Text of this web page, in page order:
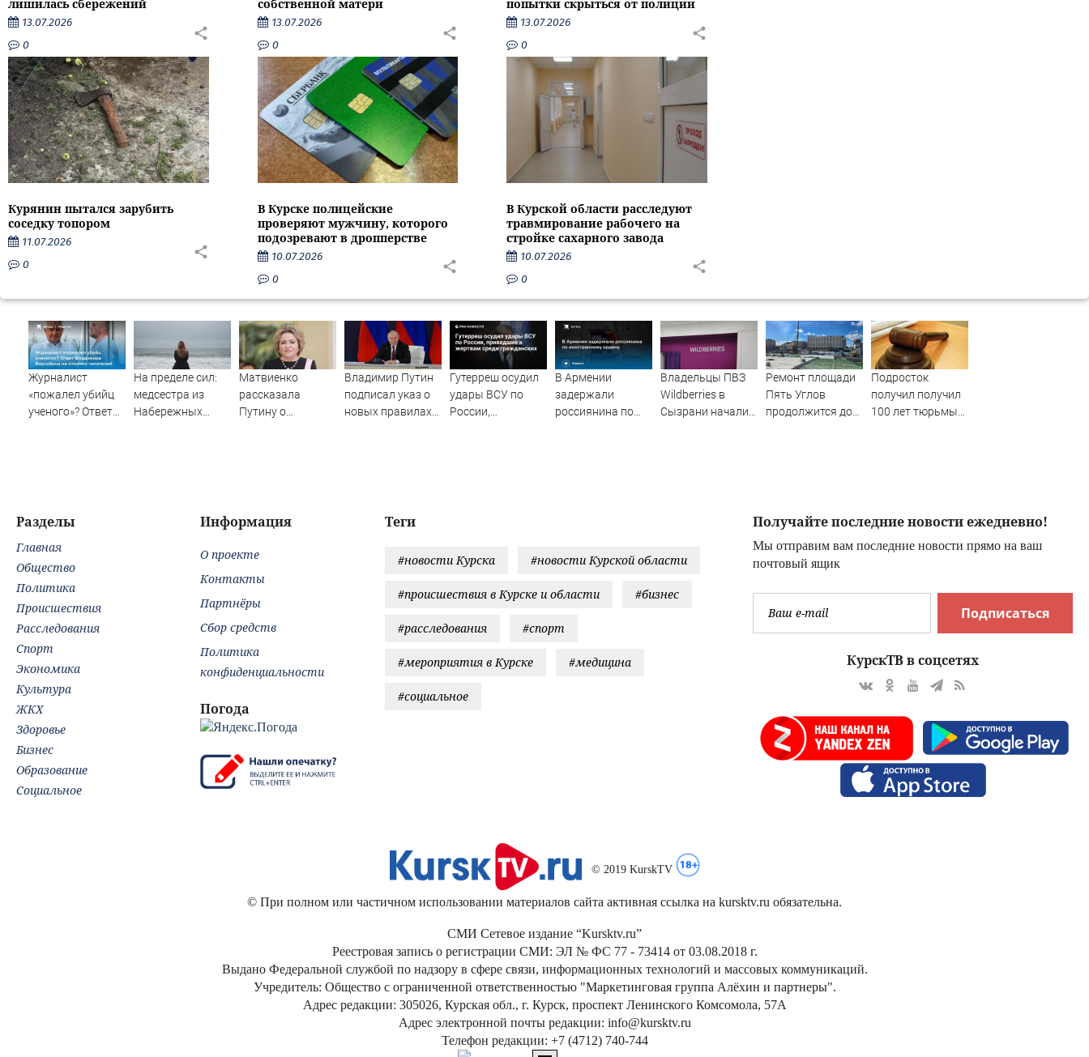
лишилась сбережений
13.07.2026
0
собственной матери
13.07.2026
0
попытки скрыться от полиции
13.07.2026
0
Курянин пытался зарубить
соседку топором
11.07.2026
0
В Курске полицейские
проверяют мужчину, которого
подозревают в дропперстве
10.07.2026
0
В Курской области расследуют
травмирование рабочего на
стройке сахарного завода
10.07.2026
0
Журналист
«пожалел убийц
ученого»? Ответ
На пределе сил:
медсестра из
Набережных
Матвиенко
рассказала
Путину о
Владимир Путин
подписал указ о
новых правилах
Гутерреш осудил
удары ВСУ по
России,
В Армении
задержали
россиянина по
Владельцы ПВЗ
Wildberries в
Сызрани начали
Ремонт площади
Пять Углов
продолжится до
Подросток
получил получил
100 лет тюрьмы
Получайте последние новости ежедневно!
Мы отправим вам последние новости прямо на ваш
почтовый ящик
Подписаться
КурскТВ в соцсетях
Теги
#новости Курска #новости Курской области
#происшествия в Курске и области #бизнес
#расследования #спорт
#мероприятия в Курске #медицина
#социальное
Разделы
Главная
Общество
Политика
Происшествия
Расследования
Спорт
Экономика
Культура
ЖКХ
Здоровье
Бизнес
Образование
Социальное
Информация
О проекте
Контакты
Партнёры
Сбор средств
Политика
конфиденциальности
Погода
© 2019 KurskTV
© При полном или частичном использовании материалов сайта активная ссылка на kursktv.ru обязательна.
СМИ Сетевое издание “Kursktv.ru”
Реестровая запись о регистрации СМИ: ЭЛ № ФС 77 - 73414 от 03.08.2018 г.
Выдано Федеральной службой по надзору в сфере связи, информационных технологий и массовых коммуникаций.
Учредитель: Общество с ограниченной ответственностью "Маркетинговая группа Алёхин и партнеры".
Адрес редакции: 305026, Курская обл., г. Курск, проспект Ленинского Комсомола, 57А
Адрес электронной почты редакции: info@kursktv.ru
Телефон редакции: +7 (4712) 740-744